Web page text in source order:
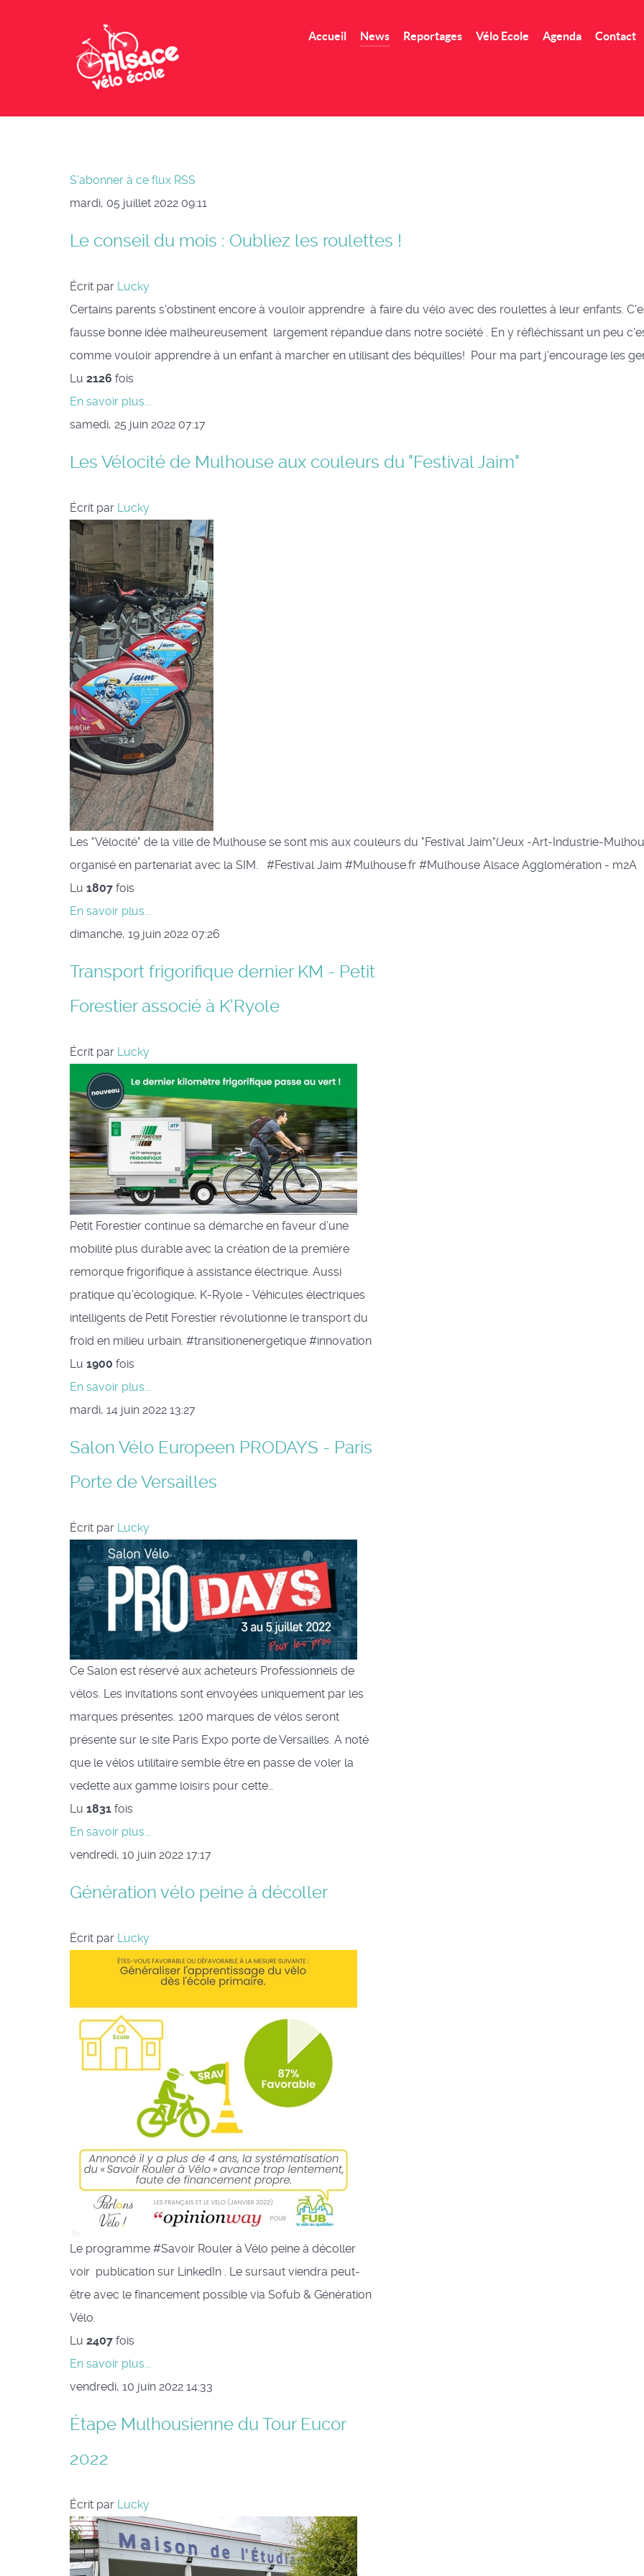
Accueil News Reportages Vélo Ecole Agenda Contact
S'abonner à ce flux RSS
mardi, 05 juillet 2022 09:11
Le conseil du mois : Oubliez les roulettes !
Écrit par Lucky
Certains parents s'obstinent encore à vouloir apprendre à faire du vélo avec des roulettes à leur enfants.
fausse bonne idée malheureusement largement répandue dans notre société . En y réfléchissant un peu
comme vouloir apprendre à un enfant à marcher en utilisant des béquilles! Pour ma part j'encourage les
Lu 2126 fois
En savoir plus...
samedi, 25 juin 2022 07:17
Les Vélocité de Mulhouse aux couleurs du "Festival Jaim"
Écrit par Lucky
Les "Vélocité" de la ville de Mulhouse se sont mis aux couleurs du "Festival Jaim"(Jeux -Art-Industrie-
organisé en partenariat avec la SIM. #Festival Jaim #Mulhouse.fr #Mulhouse Alsace Agglomération - m2A
Lu 1807 fois
En savoir plus...
dimanche, 19 juin 2022 07:26
Transport frigorifique dernier KM - Petit
Forestier associé à K'Ryole
Écrit par Lucky
Petit Forestier continue sa démarche en faveur d’une
mobilité plus durable avec la création de la première
remorque frigorifique à assistance électrique. Aussi
pratique qu’écologique, K-Ryole - Véhicules électriques
intelligents de Petit Forestier révolutionne le transport du
froid en milieu urbain. #transitionenergetique #innovation
Lu 1900 fois
En savoir plus...
mardi, 14 juin 2022 13:27
Salon Vélo Europeen PRODAYS - Paris
Porte de Versailles
Écrit par Lucky
Ce Salon est réservé aux acheteurs Professionnels de
vélos. Les invitations sont envoyées uniquement par les
marques présentes. 1200 marques de vélos seront
présente sur le site Paris Expo porte de Versailles. A noté
que le vélos utilitaire semble être en passe de voler la
vedette aux gamme loisirs pour cette…
Lu 1831 fois
En savoir plus...
vendredi, 10 juin 2022 17:17
Génération vélo peine à décoller
Écrit par Lucky
Le programme #Savoir Rouler à Vélo peine à décoller
voir publication sur LinkedIn . Le sursaut viendra peut-
être avec le financement possible via Sofub & Génération
Vélo.
Lu 2407 fois
En savoir plus...
vendredi, 10 juin 2022 14:33
Étape Mulhousienne du Tour Eucor
2022
Écrit par Lucky